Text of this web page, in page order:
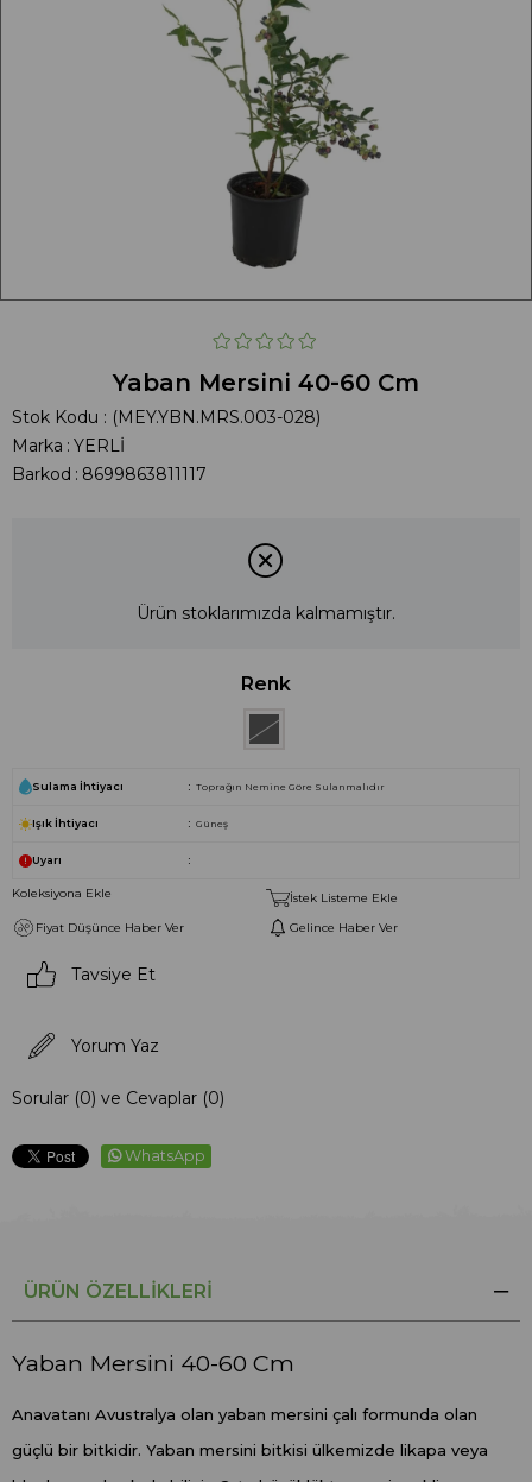
Yaban Mersini 40-60 Cm
Stok Kodu
(MEY.YBN.MRS.003-028)
Marka : YERLİ
Barkod : 8699863811117
Ürün stoklarımızda kalmamıştır.
Renk
Sulama İhtiyacı Toprağın Nemine Göre Sulanmalıdır
Işık İhtiyacı Güneş
Uyarı
Koleksiyona Ekle
İstek Listeme Ekle
Fiyat Düşünce Haber Ver
Gelince Haber Ver
Tavsiye Et
Yorum Yaz
Sorular (0) ve Cevaplar (0)
WhatsApp
ÜRÜN ÖZELLIKLERI
Yaban Mersini 40-60 Cm
Anavatanı Avustralya olan yaban mersini çalı formunda olan
güçlü bir bitkidir. Yaban mersini bitkisi ülkemizde likapa veya